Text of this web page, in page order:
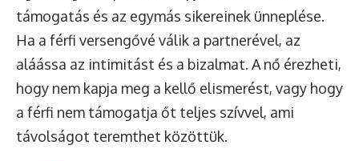
támogatás és az egymás sikereinek ünneplése.
Ha a férfi versengővé válik a partnerével, az
aláássa az intimitást és a bizalmat. A nő érezheti,
hogy nem kapja meg a kellő elismerést, vagy hogy
a férfi nem támogatja őt teljes szívvel, ami
távolságot teremthet közöttük.